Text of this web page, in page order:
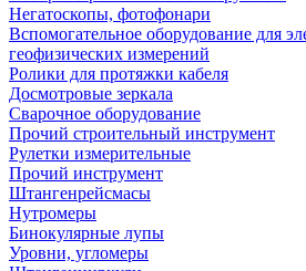
Негатоскопы, фотофонари
Вспомогательное оборудование для
геофизических измерений
Ролики для протяжки кабеля
Досмотровые зеркала
Сварочное оборудование
Прочий строительный инструмент
Рулетки измерительные
Прочий инструмент
Штангенрейсмасы
Нутромеры
Бинокулярные лупы
Уровни, угломеры